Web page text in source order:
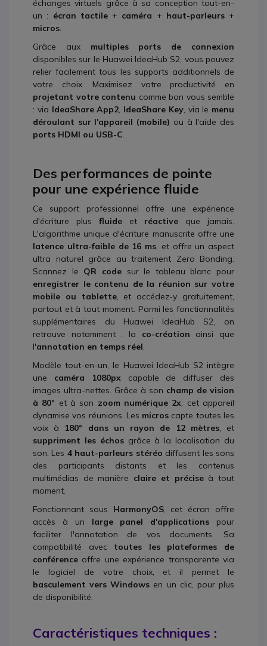
échanges virtuels grâce à sa conception tout-en-
un : écran tactile+ caméra + haut-parleurs+
micros.
Grâce aux multiples ports de connexion
disponibles sur le Huawei IdeaHub S2, vous pouvez
relier facilement tous les supports additionnels de
votre choix. Maximisez votre productivité en
projetant votre contenu comme bon vous semble
: via IdeaShare App2, IdeaShare Key, via le menu
déroulant sur l'appareil (mobile) ou à l'aide des
ports HDMI ou USB-C.
Des performances de pointe
pour une expérience fluide
Ce support professionnel offre une expérience
d'écriture plus fluide et réactive que jamais.
L'algorithme unique d'écriture manuscrite offre une
latence ultra-faible de 16 ms, et offre un aspect
ultra naturel grâce au traitement Zero Bonding.
Scannez le QR codesur le tableau blanc pour
enregistrer le contenu de la réunion sur votre
mobile ou tablette, et accédez-y gratuitement,
partout et à tout moment. Parmi les fonctionnalités
supplémentaires du Huawei IdeaHub S2, on
retrouve notamment : la co-création ainsi que
l'annotation en temps réel.
Modèle tout-en-un, le Huawei IdeaHub S2 intègre
une caméra 1080pxcapable de diffuser des
images ultra-nettes. Grâce à son champ de vision
à 80° et à son zoom numérique 2x, cet appareil
dynamise vos réunions. Les micros capte toutes les
voix à 180° dans un rayon de 12 mètres, et
suppriment les échosgrâce à la localisation du
son. Les 4 haut-parleurs stéréo diffusent les sons
des participants distants et les contenus
multimédias de manière claire et préciseà tout
moment.
Fonctionnant sous HarmonyOS, cet écran offre
accès à un large panel d'applications pour
faciliter l'annotation de vos documents. Sa
compatibilité avec toutes les plateformes de
conférence offre une expérience transparente via
le logiciel de votre choix, et il permet le
basculement vers Windows en un clic, pour plus
de disponibilité.
Caractéristiques techniques :